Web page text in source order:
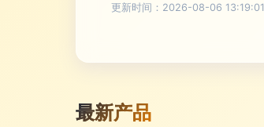
更新时间：2026-08-06 13:19:01
最新产品